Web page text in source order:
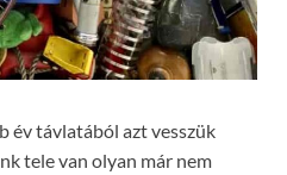
év távlatából azt vesszük
tele van olyan már nem